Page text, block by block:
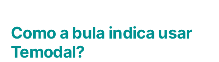
Como a bula indica usar
Temodal?